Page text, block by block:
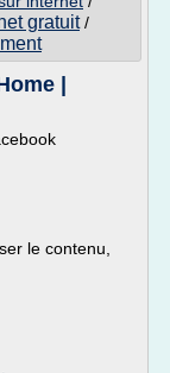
gratuit/
|
le contenu,